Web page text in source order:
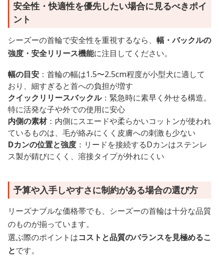
安全性・快適性を優先したい場合に見るべきポイ
ント
シーズーの首輪で安全性を重視するなら、 幅・バックルの
強度・安全リリース機能に注目してください。
幅の目安 ：首輪の幅は1.5〜2.5cm程度が小型犬に適して
おり、細すぎると首への負担が増す
クイックリリースバックル：緊急時に素早く外せる構造。
特に活発な子や外での使用に安心
内側の素材：内側にスエードや柔らかいコットンが使われ
ているものは、毛が絡みにくく皮膚への刺激も少ない
Dカンの位置と強度 ：リードを接続するDカンはステンレ
ス製が錆びにくく、溶接タイプが外れにくい
予算や入手しやすさに制約がある場合の選び方
リーズナブルな価格帯でも、シーズーの首輪は十分な品質
のものが揃っています。
選ぶ際のポイントはコストと品質のバランスを見極めるこ
とです。